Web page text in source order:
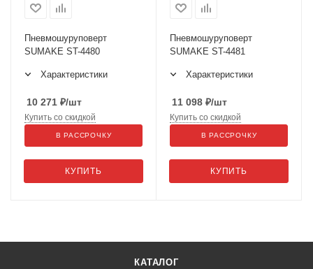
Пневмошуруповерт
SUMAKE ST-4480
Характеристики
10 271 ₽/шт
КУПИТЬ
Купить со скидкой
В РАССРОЧКУ
Пневмошуруповерт
SUMAKE ST-4481
Характеристики
11 098 ₽/шт
КУПИТЬ
Купить со скидкой
В РАССРОЧКУ
КАТАЛОГ